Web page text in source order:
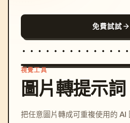
免費試試
c,
視覺工具
圖片轉提示詞
把任意圖片轉成可重複使用的 AI